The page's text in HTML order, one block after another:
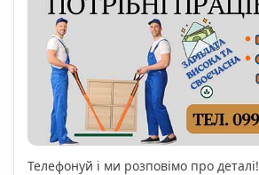
Телефонуй і ми розповімо про деталі!